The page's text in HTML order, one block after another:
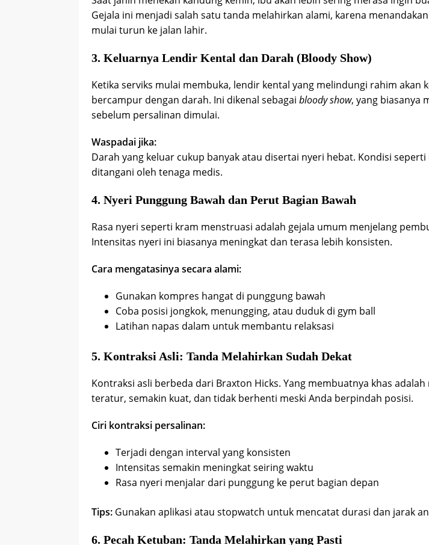
Gejala ini menjadi salah satu tanda melahirkan alami, karena
mulai turun ke jalan lahir.
3. Keluarnya Lendir Kental dan Darah (Bloody Show)
Ketika serviks mulai membuka, lendir kental yang melindungi rahim akan
bercampur dengan darah. Ini dikenal sebagai bloody show, yang biasanya
sebelum persalinan dimulai.
Waspadai jika:
Darah yang keluar cukup banyak atau disertai nyeri hebat. Kondisi
ditangani oleh tenaga medis.
4. Nyeri Punggung Bawah dan Perut Bagian Bawah
Rasa nyeri seperti kram menstruasi adalah gejala umum menjelang
Intensitas nyeri ini biasanya meningkat dan terasa lebih konsisten.
Cara mengatasinya secara alami:
Gunakan kompres hangat di punggung bawah
Coba posisi jongkok, menungging, atau duduk di gym ball
Latihan napas dalam untuk membantu relaksasi
5. Kontraksi Asli: Tanda Melahirkan Sudah Dekat
Kontraksi asli berbeda dari Braxton Hicks. Yang membuatnya khas
teratur, semakin kuat, dan tidak berhenti meski Anda berpindah posisi.
Ciri kontraksi persalinan:
Terjadi dengan interval yang konsisten
Intensitas semakin meningkat seiring waktu
Rasa nyeri menjalar dari punggung ke perut bagian depan
Tips: Gunakan aplikasi atau stopwatch untuk mencatat durasi dan jarak
6. Pecah Ketuban: Tanda Melahirkan yang Pasti